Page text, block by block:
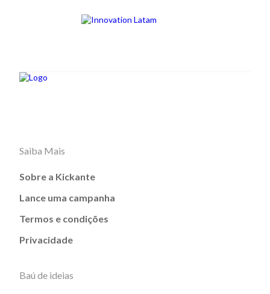
Saiba Mais
Sobre a Kickante
Lance uma campanha
Termos e condições
Privacidade
Baú de ideias